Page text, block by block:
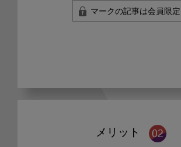
マークの記事は会員限定
メリット